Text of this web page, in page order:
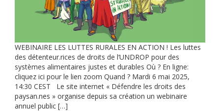
WEBINAIRE LES LUTTES RURALES EN ACTION ! Les luttes
des détenteur.rices de droits de l’UNDROP pour des
systèmes alimentaires justes et durables Où ? En ligne:
cliquez ici pour le lien zoom Quand ? Mardi 6 mai 2025,
14:30 CEST Le site internet « Défendre les droits des
paysan.nes » organise depuis sa création un webinaire
annuel public […]